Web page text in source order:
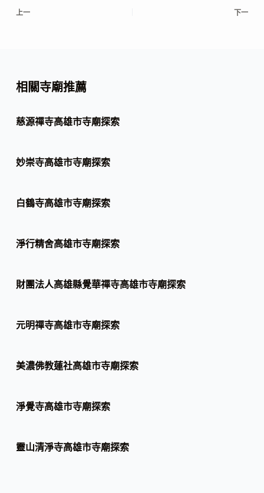
上一 下一
相關寺廟推薦
慈源禪寺高雄市寺廟探索
妙崇寺高雄市寺廟探索
白鶴寺高雄市寺廟探索
淨行精舍高雄市寺廟探索
財團法人高雄縣覺華禪寺高雄市寺廟探索
元明禪寺高雄市寺廟探索
美濃佛教蓮社高雄市寺廟探索
淨覺寺高雄市寺廟探索
靈山清淨寺高雄市寺廟探索